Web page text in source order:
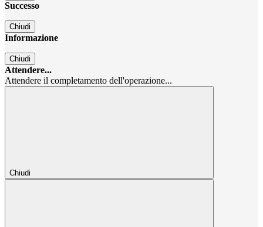
Successo
Chiudi
Informazione
Chiudi
Attendere...
Attendere il completamento dell'operazione...
Chiudi